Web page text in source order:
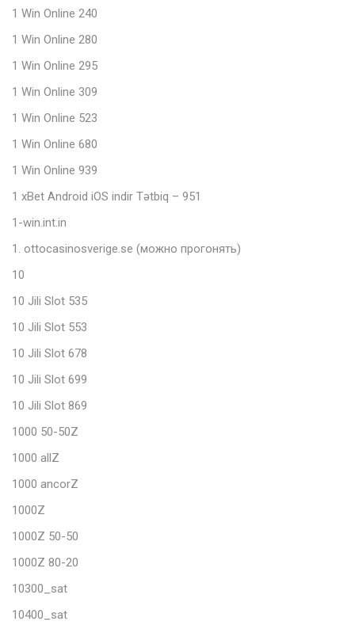
1 Win Online 240
1 Win Online 280
1 Win Online 295
1 Win Online 309
1 Win Online 523
1 Win Online 680
1 Win Online 939
1 xBet Android iOS indir Tətbiq – 951
1-win.int.in
1. ottocasinosverige.se (можно прогонять)
10
10 Jili Slot 535
10 Jili Slot 553
10 Jili Slot 678
10 Jili Slot 699
10 Jili Slot 869
1000 50-50Z
1000 allZ
1000 ancorZ
1000Z
1000Z 50-50
1000Z 80-20
10300_sat
10400_sat